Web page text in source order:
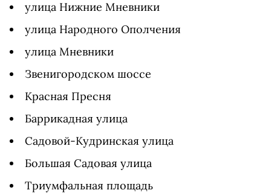
улица Нижние Мневники
улица Народного Ополчения
улица Мневники
Звенигородском шоссе
Красная Пресня
Баррикадная улица
Садовой-Кудринская улица
Большая Садовая улица
Триумфальная площадь